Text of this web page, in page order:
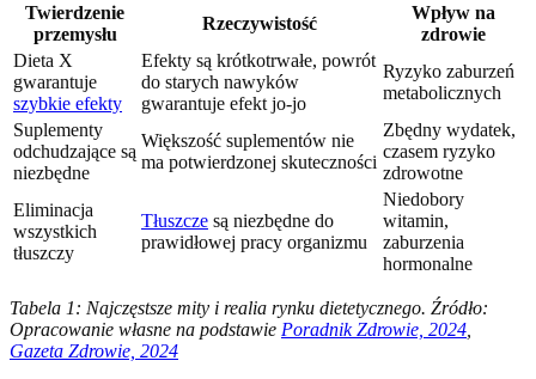
Twierdzenie
przemysłu
Rzeczywistość
Wpływ na
zdrowie
Dieta X
gwarantuje
szybkie efekty
Efekty są krótkotrwałe, powrót
do starych nawyków
gwarantuje efekt jo-jo
Ryzyko zaburzeń
metabolicznych
Suplementy
odchudzające są
niezbędne
Większość suplementów nie
ma potwierdzonej skuteczności
Zbędny wydatek,
czasem ryzyko
zdrowotne
Eliminacja
wszystkich
tłuszczy
Tłuszcze są niezbędne do
prawidłowej pracy organizmu
Niedobory
witamin,
zaburzenia
hormonalne
Tabela 1: Najczęstsze mity i realia rynku dietetycznego. Źródło:
Opracowanie własne na podstawie Poradnik Zdrowie, 2024
Gazeta Zdrowie, 2024